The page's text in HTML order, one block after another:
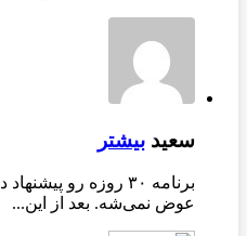
سعید بیشتر
برنامه ۳۰ روزه رو
عوض نمی‌شه. بعد از این...